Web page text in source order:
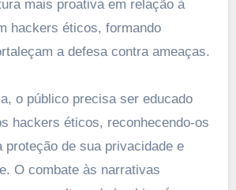
mais proativa em relação à
hackers éticos, formando
a defesa contra ameaças.
o público precisa ser educado
hackers éticos, reconhecendo-os
proteção de sua privacidade e
O combate às narrativas